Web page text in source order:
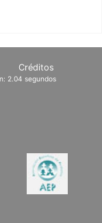
Créditos
2.04 segundos